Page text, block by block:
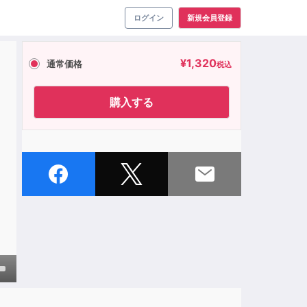
ログイン 新規会員登録
通常価格 ¥1,320税込
購入する